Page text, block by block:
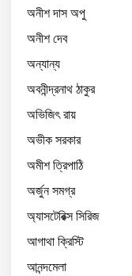
অনীশ দাস অপু
অনীশ দেব
অন্যান্য
অবনীন্দ্রনাথ ঠাকুর
অভিজিৎ রায়
অভীক সরকার
অমীশ ত্রিপাঠি
অর্জুন সমগ্র
অ্যাসটেরিক্স সিরিজ
আগাথা ক্রিস্টি
আনন্দমেলা